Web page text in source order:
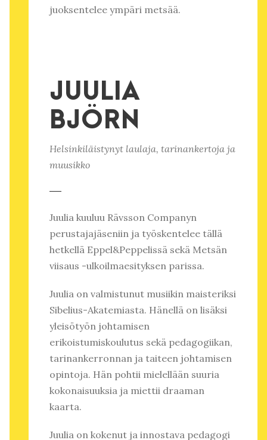
juoksentelee ympäri metsää.
JUULIA
BJÖRN
Helsinkiläistynyt laulaja, tarinankertoja ja
muusikko
Juulia kuuluu Rävsson Companyn
perustajajäseniin ja työskentelee tällä
hetkellä Eppel&Peppelissä sekä Metsän
viisaus -ulkoilmaesityksen parissa.
Juulia on valmistunut musiikin maisteriksi
Sibelius-Akatemiasta. Hänellä on lisäksi
yleisötyön johtamisen
erikoistumiskoulutus sekä pedagogiikan,
tarinankerronnan ja taiteen johtamisen
opintoja. Hän pohtii mielellään suuria
kokonaisuuksia ja miettii draaman
kaarta.
Juulia on kokenut ja innostava pedagogi